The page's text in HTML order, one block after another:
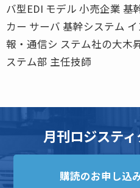
バ型EDI モデル 小売企業 基
カー サーバ 基幹システム
報・通信シ ステム社の大木
ステム部 主任技師
月刊ロジステ
購読のお申し込